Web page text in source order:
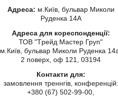
Адреса: м.Київ, бульвар Миколи
Руденка 14А
Адреса для кореспонденції:
ТОВ "Tрейд Мастер Груп"
м.Київ, бульвар Миколи Руденка
2 поверх, оф 121, 03194
Контакти для:
замовлення треннгів, конференцій:
+380 (67) 502-99-00,